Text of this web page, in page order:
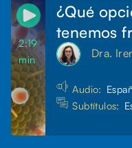
2:19
min
¿Qué
tenemos
Dra.
Audio:
Subtítulos: